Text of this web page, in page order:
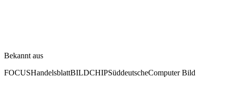
Bekannt aus
FOCUSHandelsblattBILDCHIPSüddeutscheComputer Bild